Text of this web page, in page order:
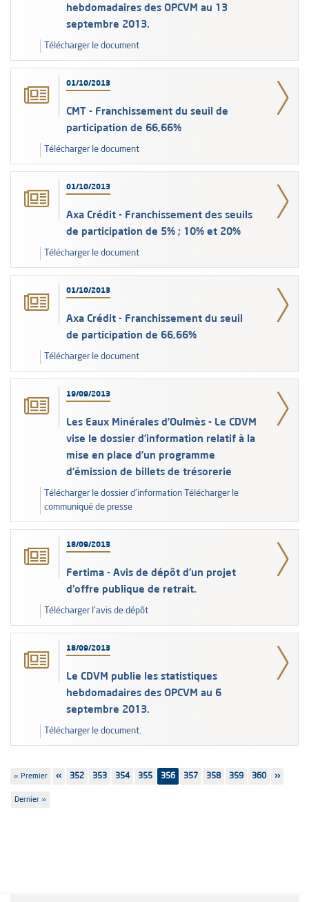
hebdomadaires des OPCVM au 13
septembre 2013.
Télécharger le document
01/10/2013
CMT - Franchissement du seuil de
participation de 66,66%
Télécharger le document
01/10/2013
Axa Crédit - Franchissement des seuils
de participation de 5% ; 10% et 20%
Télécharger le document
01/10/2013
Axa Crédit - Franchissement du seuil
de participation de 66,66%
Télécharger le document
19/09/2013
Les Eaux Minérales d’Oulmès - Le CDVM
vise le dossier d’information relatif à la
mise en place d’un programme
d’émission de billets de trésorerie
Télécharger le dossier d'information Télécharger le
communiqué de presse
18/09/2013
Fertima - Avis de dépôt d'un projet
d'offre publique de retrait.
Télécharger l'avis de dépôt
18/09/2013
Le CDVM publie les statistiques
hebdomadaires des OPCVM au 6
septembre 2013.
Télécharger le document.
Pagination
Première
« Premier
Page
‹‹ Page
352 Page
353 Page
354 Page
355 356 Page
357 Page
358 Page
359 Page
360
Page
››
Dernière
Dernier »